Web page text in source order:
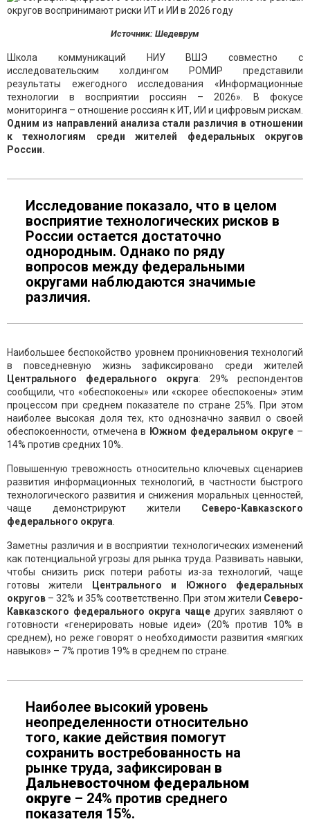
Источник: Шедеврум
Школа коммуникаций НИУ ВШЭ совместно с
исследовательским холдингом РОМИР представили
результаты ежегодного исследования «Информационные
технологии в восприятии россиян – 2026». В фокусе
мониторинга – отношение россиян к ИТ, ИИ и цифровым рискам.
Одним из направлений анализа стали различия в отношении
к технологиям среди жителей федеральных округов
России.
Исследование показало, что в целом
восприятие технологических рисков в
России остается достаточно
однородным. Однако по ряду
вопросов между федеральными
округами наблюдаются значимые
различия.
Наибольшее беспокойство уровнем проникновения технологий
в повседневную жизнь зафиксировано среди жителей
Центрального федерального округа: 29% респондентов
сообщили, что «обеспокоены» или «скорее обеспокоены» этим
процессом при среднем показателе по стране 25%. При этом
наиболее высокая доля тех, кто однозначно заявил о своей
обеспокоенности, отмечена в Южном федеральном округе –
14% против средних 10%.
Повышенную тревожность относительно ключевых сценариев
развития информационных технологий, в частности быстрого
технологического развития и снижения моральных ценностей,
чаще демонстрируют жители Северо-Кавказского
федерального округа
Заметны различия и в восприятии технологических изменений
как потенциальной угрозы для рынка труда. Развивать навыки,
чтобы снизить риск потери работы из-за технологий, чаще
готовы жители
Центрального и Южного федеральных
округов – 32% и 35% соответственно. При этом жители Северо-
Кавказского федерального округа чащедругих заявляют о
готовности «генерировать новые идеи» (20% против 10% в
среднем), но реже говорят о необходимости развития «мягких
навыков» – 7% против 19% в среднем по стране.
Наиболее высокий уровень
неопределенности относительно
того, какие действия помогут
сохранить востребованность на
рынке труда, зафиксирован в
Дальневосточном федеральном
округе – 24% против среднего
показателя 15%.